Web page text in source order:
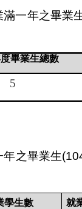
滿一年之畢業
畢業生總數
5
年之畢業生
學生數 就